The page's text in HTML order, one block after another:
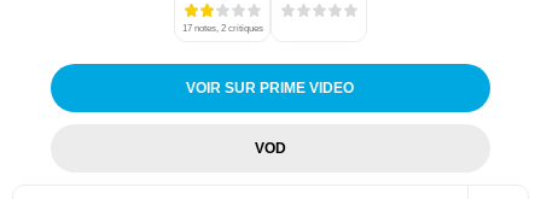
17 notes, 2 critiques
VOIR SUR PRIME VIDEO
VOD